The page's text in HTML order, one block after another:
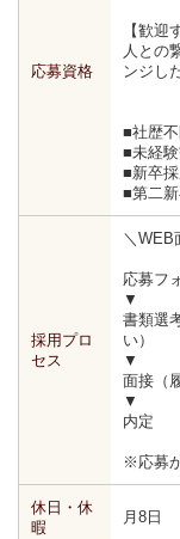
応募資格
【歓迎
人との
ンジし
■社歴
■未経
■新卒採
■第二
採用プロ
セス
＼WEB
応募フ
▼
書類選
い）
▼
面接（
▼
内定
※応募
休日・休
暇
月8日